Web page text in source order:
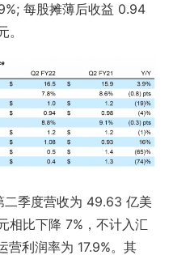
每股摊薄后收益 0.94
二季度营收为 49.63 亿美
相比下降 7%，不计入汇
营利润率为 17.9%。其